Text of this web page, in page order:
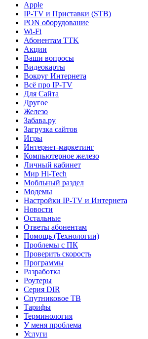
Apple
IP-TV и Приставки (STB)
PON оборудование
Wi-Fi
Абонентам TTK
Акции
Ваши вопросы
Видеокарты
Вокруг Интернета
Всё про IP-TV
Для Сайта
Другое
Железо
Забава.ру
Загрузка сайтов
Игры
Интернет-маркетинг
Компьютерное железо
Личный кабинет
Мир Hi-Tech
Мобльный раздел
Модемы
Настройки IP-TV и Интернета
Новости
Остальные
Ответы абонентам
Помощь (Технологии)
Проблемы с ПК
Проверить скорость
Программы
Разработка
Роутеры
Серия DIR
Спутниковое ТВ
Тарифы
Терминология
У меня проблема
Услуги